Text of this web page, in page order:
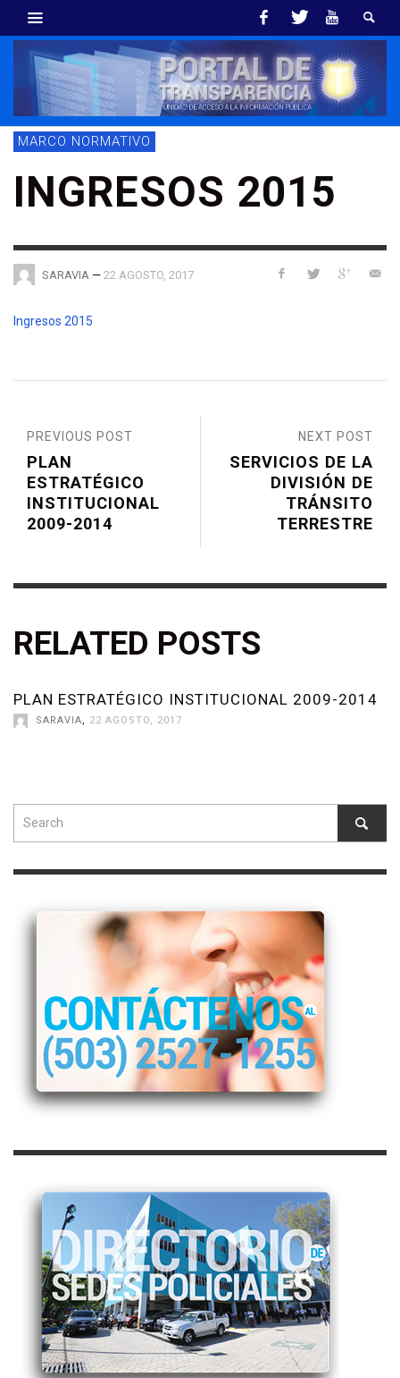
MARCO NORMATIVO
INGRESOS 2015
SARAVIA — 22 AGOSTO, 2017
Ingresos 2015
NEXT POST
SERVICIOS DE LA
DIVISIÓN DE
TRÁNSITO
TERRESTRE
PREVIOUS POST
PLAN
ESTRATÉGICO
INSTITUCIONAL
2009-2014
RELATED POSTS
PLAN ESTRATÉGICO INSTITUCIONAL 2009-2014
SARAVIA, 22 AGOSTO, 2017